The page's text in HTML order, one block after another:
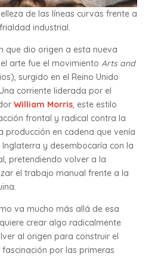
de las líneas curvas frente a
industrial.
que dio origen a esta nueva
arte fue el movimiento Arts and
surgido en el Reino Unido
corriente liderada por el
William Morris, este estilo
frontal y radical contra la
producción en cadena que venía
y desembocaría con la
pretendiendo volver a la
el trabajo manual frente a la
va mucho más allá de esa
crear algo radicalmente
al origen para construir el
por las primeras